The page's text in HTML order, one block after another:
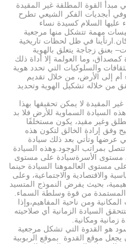
مبدأ القوة المطلقة غير المقيدة
وفي أبجديات الفكر الشيعي تطرح
عليها السلام كسيدة نساء
مهمة تتشكل منها مرجعية
في ظل لحظات تاريخية
بعنق زجاجة يتعلق بالهوية
كمصداق، وما العولمة إلا أداة ذلك
والسلوكيات التي تحدد هوية
أم إلى الأرض، من خلال تقديم
من خلاله تشكيل الهوية وتحديد
المقيدة لا يمكن تحقيقها بهذا
هذه السيادة السماوية للأرض فلا بد
وغير مقيد، يكون مستخلفًا
وفق إرادة الخالق لتكون هذه
عرضها وتأتي بعد ذلك سيادة
بمراتب الوجود.وهذه السيادة
مستوى الأسرةسيادة على مستوى
مستوى العالموهنا السيادة حينما
والاقتصادية والاجتماعية، وعلى
بحيث يفرض النموذج المتسيد
المستمدة من قوة وسلطة السماء.
ومن ناحية المفاهيم،وإذا
السيادة الزمانية أي صلاحيته
ومكانية.
هو القدوة التي تشكل مرجعية
يجعل موقع القدوة بموقع الربوبية